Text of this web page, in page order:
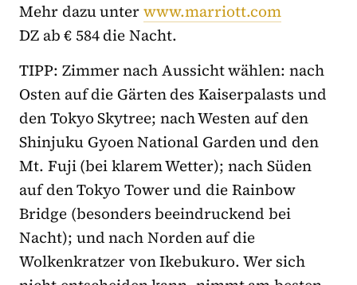
Mehr dazu unterwww.marriott.com
DZ ab € 584 die Nacht.
TIPP: Zimmer nach Aussicht wählen: nach
Osten auf die Gärten des Kaiserpalasts und
den Tokyo Skytree; nach Westen auf den
Shinjuku Gyoen National Garden und den
Mt. Fuji (bei klarem Wetter); nach Süden
auf den Tokyo Tower und die Rainbow
Bridge (besonders beeindruckend bei
Nacht); und nach Norden auf die
Wolkenkratzer von Ikebukuro. Wer sich